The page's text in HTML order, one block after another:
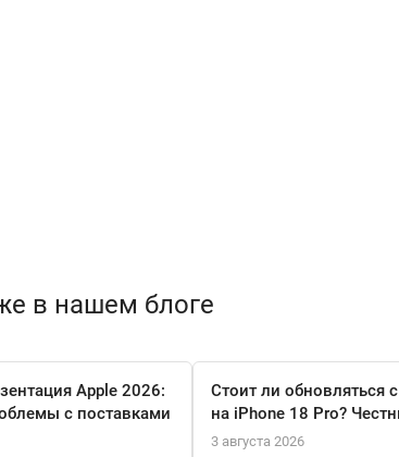
в нашем блоге
Apple 2026:
с поставками
Стоит ли обновляться
на iPhone 18 Pro?
3 августа 2026